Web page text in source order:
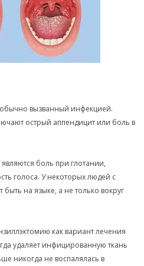
вызванный инфекцией.
острый аппендицит или боль в
боль при глотании,
голоса. У некоторых людей с
на языке, а не только вокруг
как вариант лечения
удаляет инфицированную ткань
никогда не воспалялась в